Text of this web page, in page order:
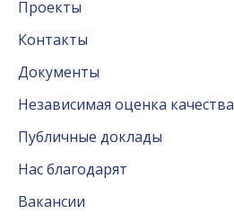
Проекты
Контакты
Документы
Независимая оценка качества
Публичные доклады
Нас благодарят
Вакансии